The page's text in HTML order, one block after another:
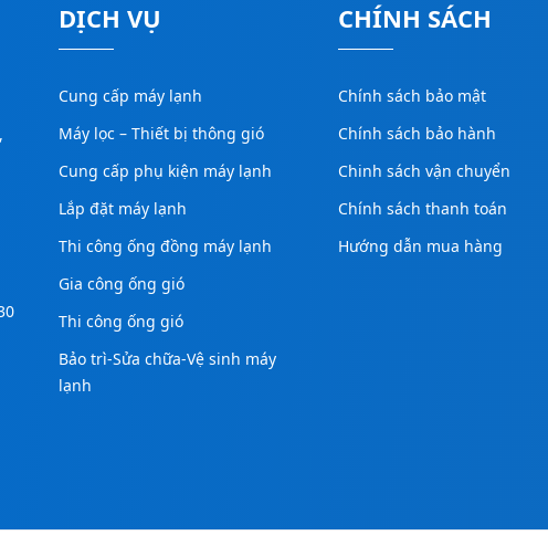
DỊCH VỤ
Cung cấp máy lạnh
Máy lọc – Thiết bị thông gió
Cung cấp phụ kiện máy lạnh
Lắp đặt máy lạnh
Thi công ống đồng máy lạnh
Gia công ống gió
Thi công ống gió
Bảo trì-Sửa chữa-Vệ sinh máy
lạnh
CHÍNH SÁCH
Chính sách bảo mật
Chính sách bảo hành
Chinh sách vận chuyển
Chính sách thanh toán
Hướng dẫn mua hàng